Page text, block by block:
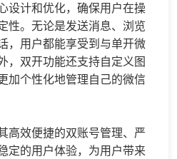
设计和优化，确保用户在操
性。无论是发送消息、浏览
，用户都能享受到与单开微
，双开功能还支持自定义图
加个性化地管理自己的微信
高效便捷的双账号管理、严
定的用户体验，为用户带来